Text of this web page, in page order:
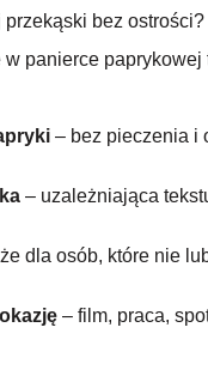
bez ostrości?
w panierce paprykowej
– bez pieczenia i
– uzależniająca
dla osób, które nie
– film, praca,